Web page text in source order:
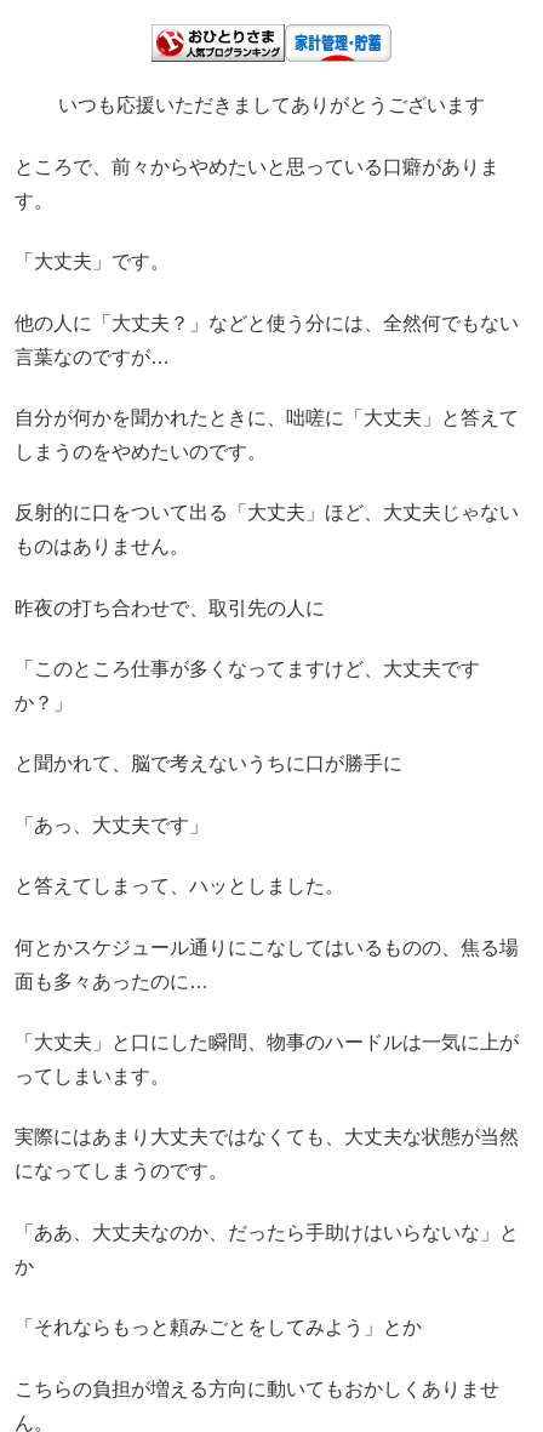
いつも応援いただきましてありがとうございます
ところで、前々からやめたいと思っている口癖がありま
す。
「大丈夫」です。
他の人に「大丈夫？」などと使う分には、全然何でもない
言葉なのですが…
自分が何かを聞かれたときに、咄嗟に「大丈夫」と答えて
しまうのをやめたいのです。
反射的に口をついて出る「大丈夫」ほど、大丈夫じゃない
ものはありません。
昨夜の打ち合わせで、取引先の人に
「このところ仕事が多くなってますけど、大丈夫です
か？」
と聞かれて、脳で考えないうちに口が勝手に
「あっ、大丈夫です」
と答えてしまって、ハッとしました。
何とかスケジュール通りにこなしてはいるものの、焦る場
面も多々あったのに…
「大丈夫」と口にした瞬間、物事のハードルは一気に上が
ってしまいます。
実際にはあまり大丈夫ではなくても、大丈夫な状態が当然
になってしまうのです。
「ああ、大丈夫なのか、だったら手助けはいらないな」と
か
「それならもっと頼みごとをしてみよう」とか
こちらの負担が増える方向に動いてもおかしくありませ
ん。